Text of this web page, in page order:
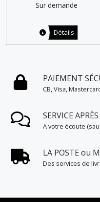
Sur demande
Détails
PAIEMENT
CB, Visa,
SERVICE
A votre écoute
LA POSTE ou
Des services de